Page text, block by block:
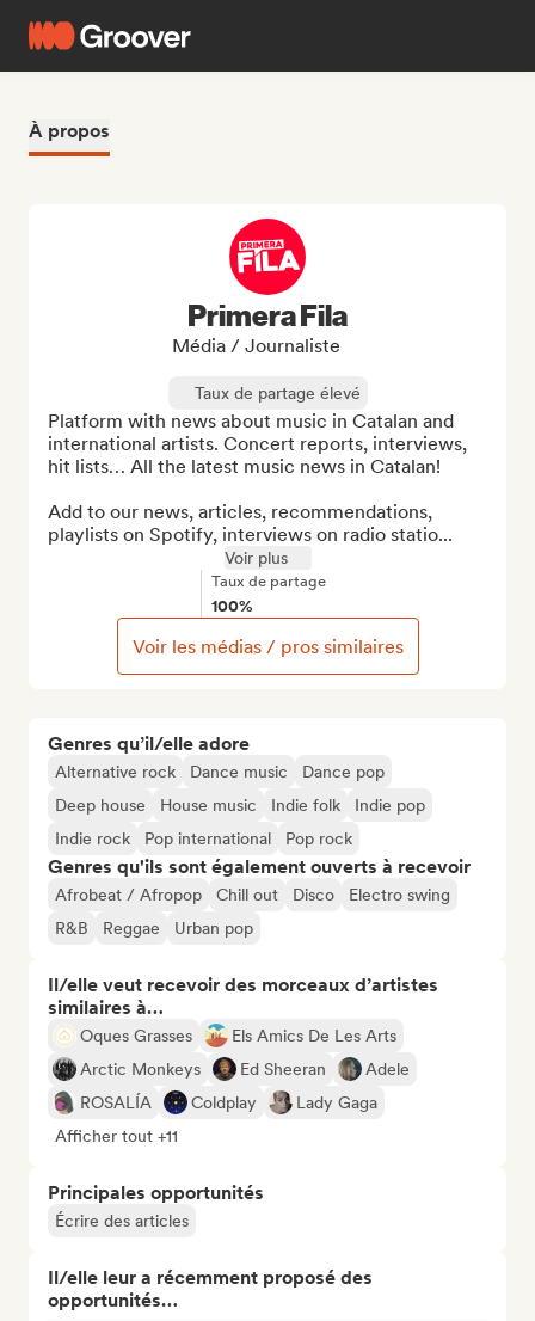
À propos
Genres qu’il/elle adore
Alternative rock Dance music
Dance pop
Deep house
House music Indie folk
Indie pop
Indie rock
Pop international Pop rock
Genres qu'ils sont également ouverts à recevoir
Afrobeat / Afropop Chill out Disco
Electro swing
R&B
Reggae Urban pop
Il/elle veut recevoir des morceaux d’artistes
similaires à…
Oques Grasses
Els Amics De Les Arts
Arctic Monkeys
Ed Sheeran
Adele
ROSALÍA
Coldplay
Lady Gaga
Afficher tout +11
Principales opportunités
Écrire des articles
Il/elle leur a récemment proposé des
opportunités…
Primera Fila
Média / Journaliste
Taux de partage élevé
Platform with news about music in Catalan and
international artists. Concert reports, interviews,
hit lists… All the latest music news in Catalan!
Add to our news, articles, recommendations,
playlists on Spotify, interviews on radio statio...
Voir plus
Taux de partage
100%
Voir les médias / pros similaires